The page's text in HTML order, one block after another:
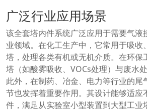
广泛行业应用场景
该全套塔内件系统广泛应用于需要气液
业领域。在化工生产中，它常用于吸收
塔，处理各类有机或无机介质。在环保
塔（如酸雾吸收、VOCs处理）与废水
此外，在制药、冶金、电力等行业的尾
节也发挥着重要作用。其设计能够适应
件，满足从实验室小型装置到大型工业